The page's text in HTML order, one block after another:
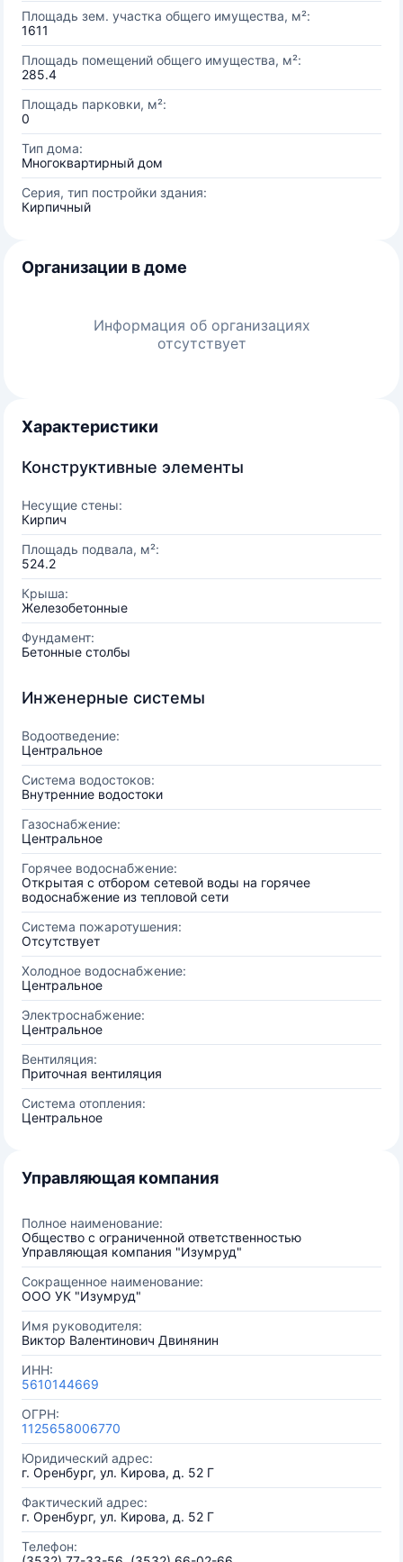
Площадь зем. участка общего имущества, м²:
1611
Площадь помещений общего имущества, м²:
285.4
Площадь парковки, м²:
0
Тип дома:
Многоквартирный дом
Серия, тип постройки здания:
Кирпичный
Организации в доме
Информация об организациях
отсутствует
Характеристики
Конструктивные элементы
Несущие стены:
Кирпич
Площадь подвала, м²:
524.2
Крыша:
Железобетонные
Фундамент:
Бетонные столбы
Инженерные системы
Водоотведение:
Центральное
Система водостоков:
Внутренние водостоки
Газоснабжение:
Центральное
Горячее водоснабжение:
Открытая с отбором сетевой воды на горячее
водоснабжение из тепловой сети
Система пожаротушения:
Отсутствует
Холодное водоснабжение:
Центральное
Электроснабжение:
Центральное
Вентиляция:
Приточная вентиляция
Система отопления:
Центральное
Управляющая компания
Полное наименование:
Общество с ограниченной ответственностью
Управляющая компания "Изумруд"
Сокращенное наименование:
ООО УК "Изумруд"
Имя руководителя:
Виктор Валентинович Двинянин
ИНН:
5610144669
ОГРН:
1125658006770
Юридический адрес:
г. Оренбург, ул. Кирова, д. 52 Г
Фактический адрес:
г. Оренбург, ул. Кирова, д. 52 Г
Телефон: